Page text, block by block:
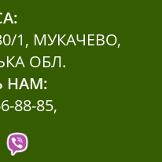
1, МУКАЧЕВО,
ОБЛ.
НАМ:
88-85,